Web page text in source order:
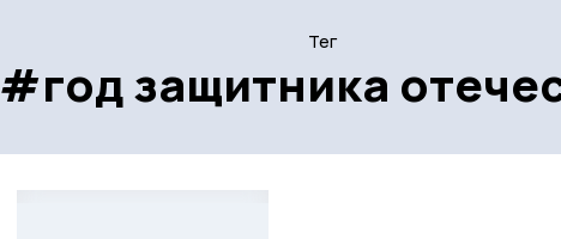
Тег
#год защитника